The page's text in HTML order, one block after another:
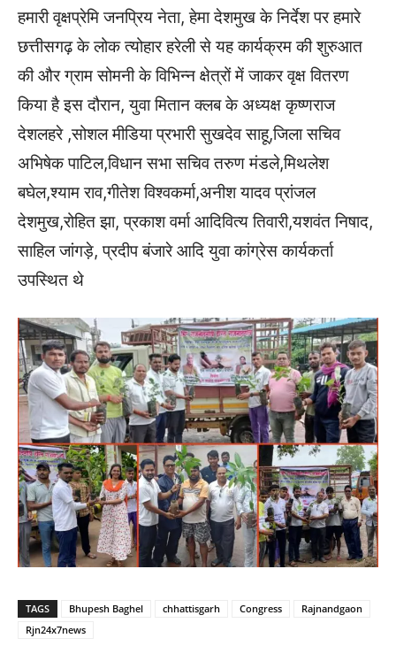
हमारी वृक्षप्रेमि जनप्रिय नेता, हेमा देशमुख के निर्देश पर हमारे
छत्तीसगढ़ के लोक त्योहार हरेली से यह कार्यक्रम की शुरुआत
की और ग्राम सोमनी के विभिन्न क्षेत्रों में जाकर वृक्ष वितरण
किया है इस दौरान, युवा मितान क्लब के अध्यक्ष कृष्णराज
देशलहरे ,सोशल मीडिया प्रभारी सुखदेव साहू,जिला सचिव
अभिषेक पाटिल,विधान सभा सचिव तरुण मंडले,मिथलेश
बघेल,श्याम राव,गीतेश विश्वकर्मा,अनीश यादव प्रांजल
देशमुख,रोहित झा, प्रकाश वर्मा आदिवित्य तिवारी,यशवंत निषाद,
साहिल जांगड़े, प्रदीप बंजारे आदि युवा कांग्रेस कार्यकर्ता
उपस्थित थे
TAGS Bhupesh Baghel chhattisgarh Congress
Rajnandgaon
Rjn24x7news